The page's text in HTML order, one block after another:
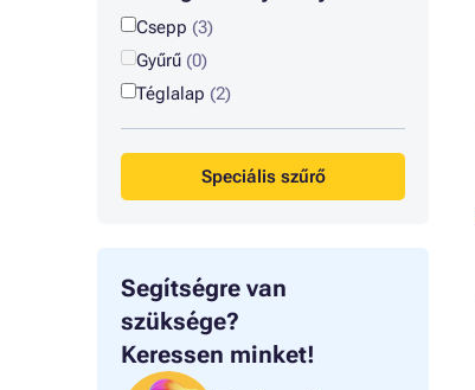
Csepp (3)
Gyűrű (0)
Téglalap (2)
Speciális szűrő
Segítségre van
szüksége?
Keressen minket!